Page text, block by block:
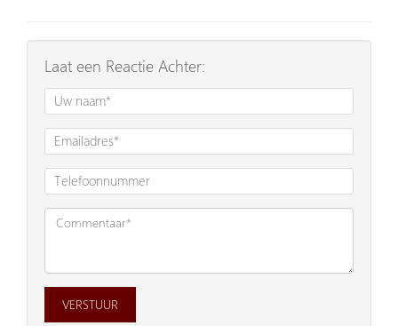
Laat een Reactie Achter:
VERSTUUR